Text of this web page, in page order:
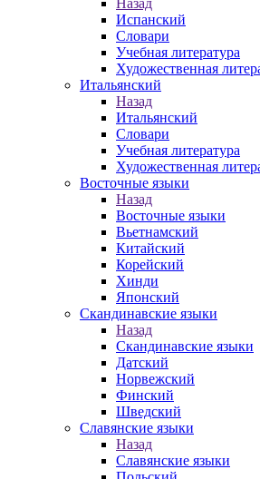
Назад
Испанский
Словари
Учебная литература
Художественная
Итальянский
Назад
Итальянский
Словари
Учебная литература
Художественная
Восточные языки
Назад
Восточные языки
Вьетнамский
Китайский
Корейский
Хинди
Японский
Скандинавские языки
Назад
Скандинавские языки
Датский
Норвежский
Финский
Шведский
Славянские языки
Назад
Славянские языки